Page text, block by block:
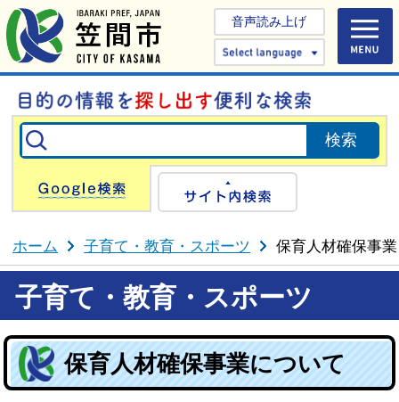
音声読み上げ
Select
Google検索
ホーム 子育て・教育・スポーツ 保育人材確保事
子育て・教育・スポーツ
保育人材確保事業について